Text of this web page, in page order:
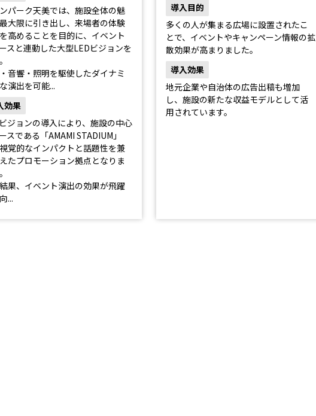
パーク天美では、施設全体の魅
大限に引き出し、来場者の体験
高めることを目的に、イベント
スと連動した大型LEDビジョンを
音響・照明を駆使したダイナミ
演出を可能...
効果
ジョンの導入により、施設の中心
スである「AMAMI STADIUM」
覚的なインパクトと話題性を兼
たプロモーション拠点となりま
果、イベント演出の効果が飛躍
...
導入目的
多くの人が集まる広場に設置されたこ
とで、イベントやキャンペーン情報の拡
散効果が高まりました。
導入効果
地元企業や自治体の広告出稿も増加
し、施設の新たな収益モデルとして活
用されています。